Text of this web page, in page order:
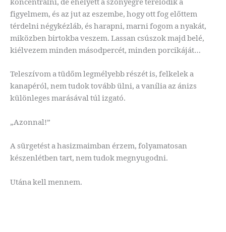
figyelmem, és az jut az eszembe, hogy ott fog előttem
térdelni négykézláb, és harapni, marni fogom a nyakát,
miközben birtokba veszem. Lassan csúszok majd belé,
kiélvezem minden másodpercét, minden porcikáját…
Teleszívom a tüdőm legmélyebb részét is, felkelek a
kanapéról, nem tudok tovább ülni, a vanília az ánizs
különleges marásával túl izgató.
„Azonnal!”
A sürgetést a hasizmaimban érzem, folyamatosan
készenlétben tart, nem tudok megnyugodni.
Utána kell mennem.